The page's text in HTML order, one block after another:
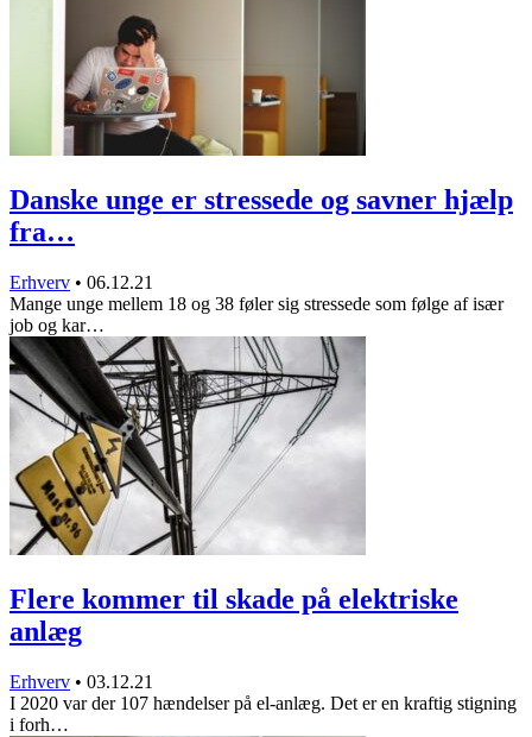
Danske unge er stressede og savner hjælp
fra…
Erhverv • 06.12.21
Mange unge mellem 18 og 38 føler sig stressede som følge af især
job og kar…
Flere kommer til skade på elektriske
anlæg
Erhverv • 03.12.21
I 2020 var der 107 hændelser på el-anlæg. Det er en kraftig stigning
i forh…